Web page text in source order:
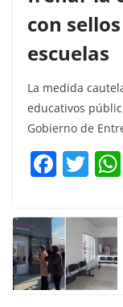
con
escuelas
La medida
educativos
Gobierno de
F
c
e
b
o
T
itt
er